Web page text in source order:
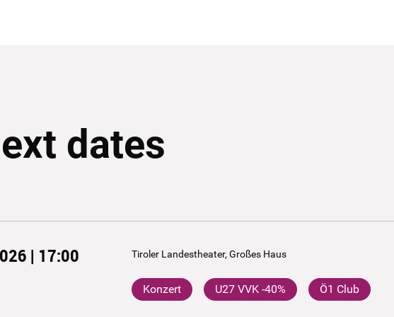
dates
| 17:00 Tiroler Landestheater, Großes Haus
Konzert U27 VVK -40% Ö1 Club